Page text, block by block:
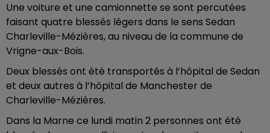
Une voiture et une camionnette se sont percutées
faisant quatre blessés légers dans le sens Sedan
Charleville-Mézières, au niveau de la commune de
Vrigne-aux-Bois.
Deux blessés ont été transportés à l’hôpital de Sedan
et deux autres à l’hôpital de Manchester de
Charleville-Mézières.
Dans la Marne ce lundi matin 2 personnes ont été